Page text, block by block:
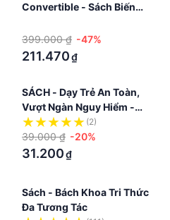
Convertible - Sách Biến
Xe Đua
399.000 ₫ -47%
211.470₫
SÁCH - Dạy Trẻ An Toàn,
Vượt Ngàn Nguy Hiểm -
Làm Gì Để An Toàn Khi
Tham Gia Giao Thông?
(2)
39.000 ₫ -20%
31.200₫
Sách - Bách Khoa Tri Thức
Đa Tương Tác